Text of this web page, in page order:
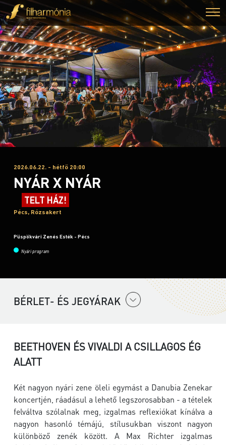
2026.06.22. - hétfő 20:00
NYÁR X NYÁR
TELT HÁZ!
Pécs, Rózsakert
Püspökvári Zenés Esték - Pécs
Nyári program
BÉRLET- ÉS JEGYÁRAK
BEETHOVEN ÉS VIVALDI A CSILLAGOS ÉG
ALATT
Két nagyon nyári zene öleli egymást a Danubia Zenekar
koncertjén, ráadásul a lehető legszorosabban - a tételek
felváltva szólalnak meg, izgalmas reflexiókat kínálva a
nagyon hasonló témájú, stílusukban viszont nagyon
különböző zenék között. A Max Richter izgalmas